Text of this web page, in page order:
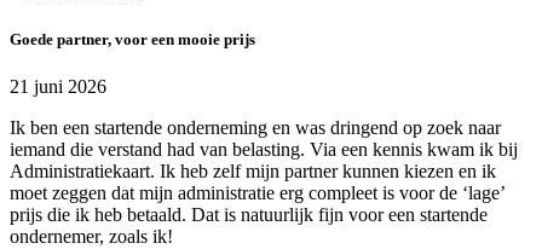
Goede partner, voor een mooie prijs
21 juni 2026
Ik ben een startende onderneming en was dringend op zoek naar
iemand die verstand had van belasting. Via een kennis kwam ik bij
Administratiekaart. Ik heb zelf mijn partner kunnen kiezen en ik
moet zeggen dat mijn administratie erg compleet is voor de ‘lage’
prijs die ik heb betaald. Dat is natuurlijk fijn voor een startende
ondernemer, zoals ik!